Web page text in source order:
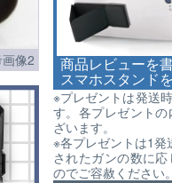
商品レビューを
スマホスタンド
※プレゼントは発送
す。各プレゼント
ざいます。
※各プレゼントは1発
されたガンの数に
のでご容赦ください。
像2